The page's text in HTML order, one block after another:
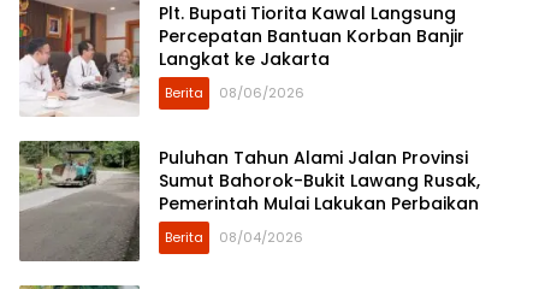
Plt. Bupati Tiorita Kawal Langsung
Percepatan Bantuan Korban Banjir
Langkat ke Jakarta
Berita 08/06/2026
Puluhan Tahun Alami Jalan Provinsi
Sumut Bahorok-Bukit Lawang Rusak,
Pemerintah Mulai Lakukan Perbaikan
Berita 08/04/2026